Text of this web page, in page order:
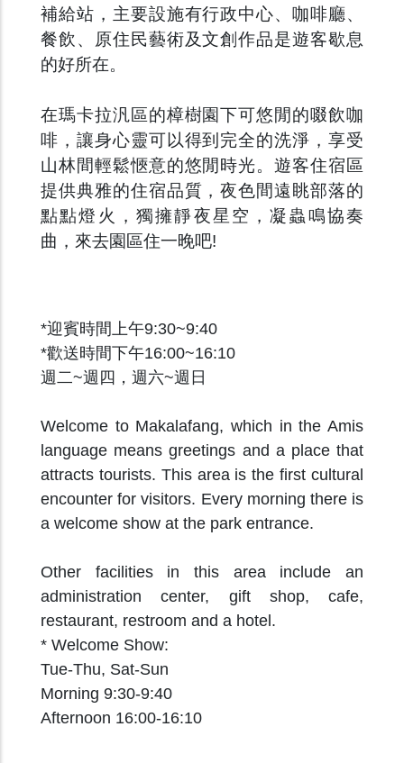
補給站，主要設施有行政中心、咖啡廳、
餐飲、原住民藝術及文創作品是遊客歇息
的好所在。
在瑪卡拉汎區的樟樹園下可悠閒的啜飲咖
啡，讓身心靈可以得到完全的洗淨，享受
山林間輕鬆愜意的悠閒時光。遊客住宿區
提供典雅的住宿品質，夜色間遠眺部落的
點點燈火，獨擁靜夜星空，凝蟲鳴協奏
曲，來去園區住一晚吧!
*迎賓時間上午9:30~9:40
*歡送時間下午16:00~16:10
週二~週四，週六~週日
Welcome to Makalafang, which in the Amis
language means greetings and a place that
attracts tourists. This area is the first cultural
encounter for visitors. Every morning there is
a welcome show at the park entrance.
Other facilities in this area include an
administration center, gift shop, cafe,
restaurant, restroom and a hotel.
* Welcome Show:
Tue-Thu, Sat-Sun
Morning 9:30-9:40
Afternoon 16:00-16:10